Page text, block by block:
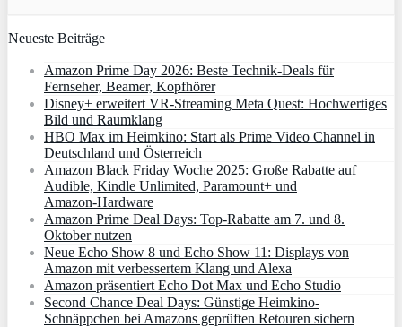
Neueste Beiträge
Amazon Prime Day 2026: Beste Technik-Deals für
Fernseher, Beamer, Kopfhörer
Disney+ erweitert VR‑Streaming Meta Quest: Hochwertiges
Bild und Raumklang
HBO Max im Heimkino: Start als Prime Video Channel in
Deutschland und Österreich
Amazon Black Friday Woche 2025: Große Rabatte auf
Audible, Kindle Unlimited, Paramount+ und
Amazon‑Hardware
Amazon Prime Deal Days: Top-Rabatte am 7. und 8.
Oktober nutzen
Neue Echo Show 8 und Echo Show 11: Displays von
Amazon mit verbessertem Klang und Alexa
Amazon präsentiert Echo Dot Max und Echo Studio
Second Chance Deal Days: Günstige Heimkino-
Schnäppchen bei Amazons geprüften Retouren sichern